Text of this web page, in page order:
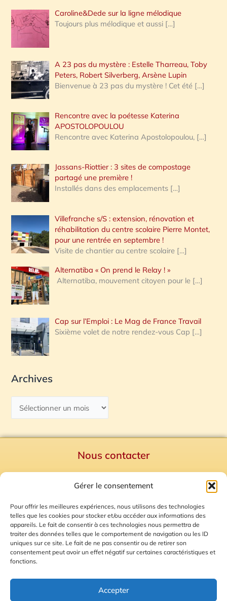
Gérer le consentement
Pour offrir les meilleures expériences, nous utilisons des technologies
telles que les cookies pour stocker et/ou accéder aux informations des
appareils. Le fait de consentir à ces technologies nous permettra de
traiter des données telles que le comportement de navigation ou les ID
uniques sur ce site. Le fait de ne pas consentir ou de retirer son
consentement peut avoir un effet négatif sur certaines caractéristiques et
fonctions.
Accepter
Caroline&Dede sur la ligne mélodique
Toujours plus mélodique et aussi […]
A 23 pas du mystère : Estelle Tharreau, Toby
Peters, Robert Silverberg, Arsène Lupin
Bienvenue à 23 pas du mystère ! Cet été […]
Rencontre avec la poétesse Katerina
APOSTOLOPOULOU
Rencontre avec Katerina Apostolopoulou, […]
Jassans-Riottier : 3 sites de compostage
partagé une première !
Installés dans des emplacements […]
Villefranche s/S : extension, rénovation et
réhabilitation du centre scolaire Pierre Montet,
pour une rentrée en septembre !
Visite de chantier au centre scolaire […]
Alternatiba « On prend le Relay ! »
Alternatiba, mouvement citoyen pour le […]
Cap sur l’Emploi : Le Mag de France Travail
Sixième volet de notre rendez-vous Cap […]
Archives
Nous contacter
Mentions Légales
Plan du site
Gestion des Cookies